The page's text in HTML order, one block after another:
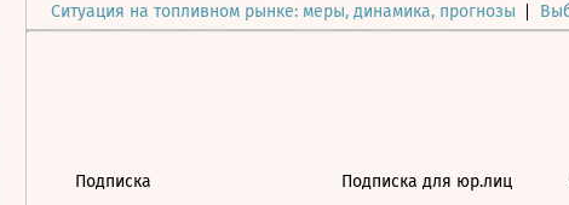
Ситуация на топливном рынке: меры, динамика, прогнозы
Подписка Подписка для юр.лиц